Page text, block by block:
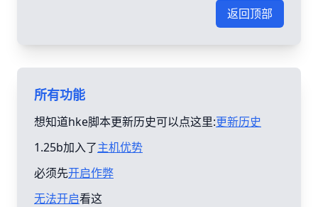
返回顶部
所有功能
想知道hke脚本更新历史可以点这里:更新历史
1.25b加入了主机优势
必须先开启作弊
无法开启看这